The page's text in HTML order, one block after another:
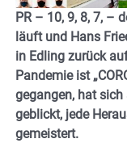
PR – 10, 9, 8, 7, –
läuft und Hans
in Edling zurück
Pandemie ist
gegangen, hat
geblickt, jede
gemeistert.